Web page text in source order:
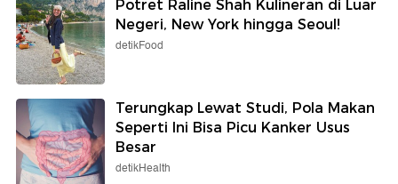
Potret Raline Shah Kulineran di Luar
Negeri, New York hingga Seoul!
detikFood
Terungkap Lewat Studi, Pola Makan
Seperti Ini Bisa Picu Kanker Usus
Besar
detikHealth